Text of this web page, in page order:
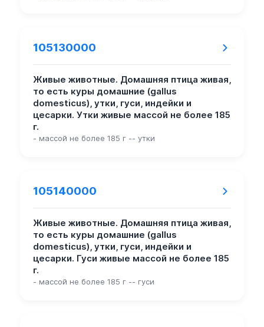
105130000
Живые животные. Домашняя птица живая,
то есть куры домашние (gallus
domesticus), утки, гуси, индейки и
цесарки. Утки живые массой не более 185
г.
- массой не более 185 г -- утки
105140000
Живые животные. Домашняя птица живая,
то есть куры домашние (gallus
domesticus), утки, гуси, индейки и
цесарки. Гуси живые массой не более 185
г.
- массой не более 185 г -- гуси